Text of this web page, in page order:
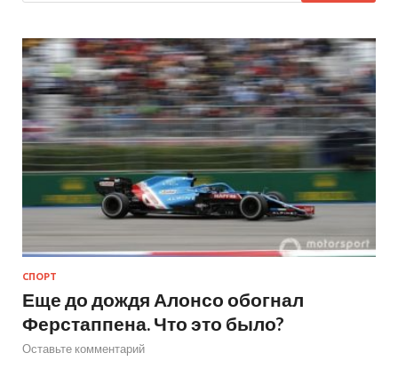
СПОРТ
Еще до дождя Алонсо обогнал
Ферстаппена. Что это было?
Оставьте комментарий